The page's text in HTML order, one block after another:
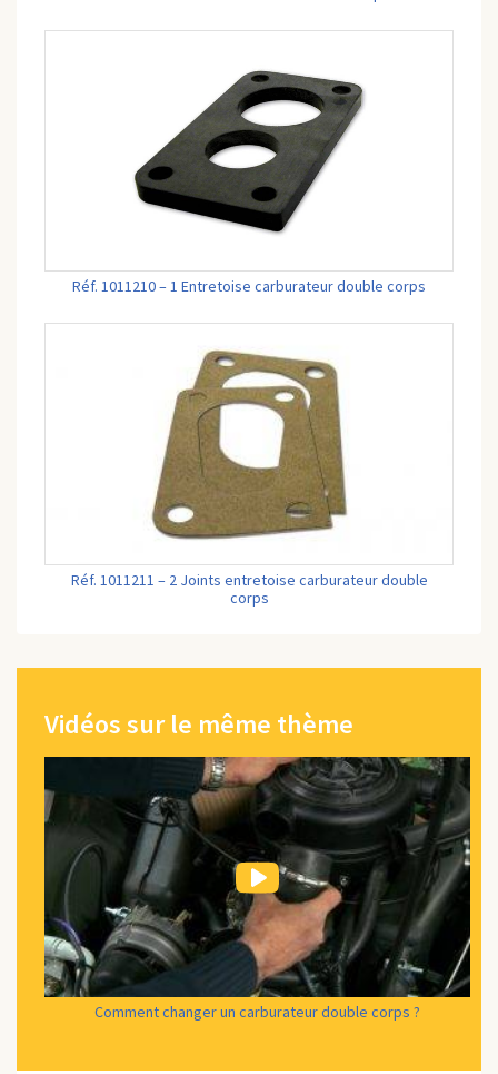
Réf. 1011210 – 1 Entretoise carburateur double corps
Réf. 1011211 – 2 Joints entretoise carburateur double
corps
Vidéos sur le même thème
Comment changer un carburateur double corps ?